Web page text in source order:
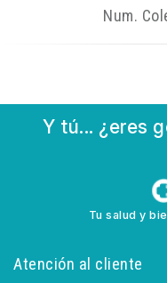
Num.
Y tú... ¿eres
Tu salud y
Atención al cliente